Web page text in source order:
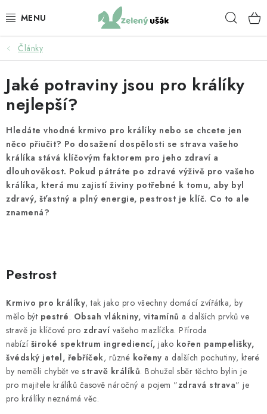
na
KRMIVO PRO KRÁLÍKY
BYLINKY PRO KRÁLÍKY
KRMIVO PRO ZDRAVÍ KRÁLÍKŮ
SENO
PAMLSKY PRO KRÁLÍKY
KRMIVO PRO MORČATA
HOBLINY A PŘÍRODNÍ STELIVA
ČLÁNKY
DÁRKOVÝ POUKAZ
HODNOCENÍ OBCHODU
OBCHODNÍ PODMÍNKY
Články
Jaké potraviny jsou pro králíky
nejlepší?
Hledáte vhodné krmivo pro králíky nebo se chcete jen
něco přiučit? Po dosažení dospělosti se strava vašeho
králíka stává klíčovým faktorem pro jeho zdraví a
dlouhověkost. Pokud pátráte po zdravé výživě pro vašeho
králíka, která mu zajistí živiny potřebné k tomu, aby byl
zdravý, šťastný a plný energie, pestrost je klíč. Co to ale
znamená?
Pestrost
Krmivo pro králíky, tak jako pro všechny domácí zvířátka, by
mělo být pestré. Obsah vlákniny, vitamínů a dalších prvků ve
stravě je klíčové pro zdraví vašeho mazlíčka. Příroda
nabízí široké spektrum ingrediencí, jako kořen pampelišky,
švédský jetel, řebříček, různé kořeny a dalších pochutiny, které
by neměli chybět ve stravě králíků. Bohužel sběr těchto bylin je
pro majitele králíků časově náročný a pojem "zdravá strava" je
pro králíky neznámá věc.